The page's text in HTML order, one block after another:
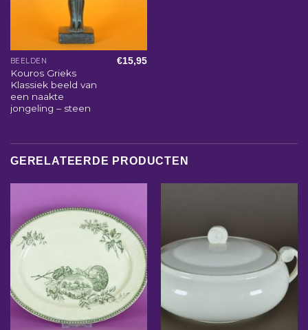
BEELDEN
Kouros Grieks
Klassiek beeld van
een naakte
jongeling – steen
€15,95
GERELATEERDE PRODUCTEN